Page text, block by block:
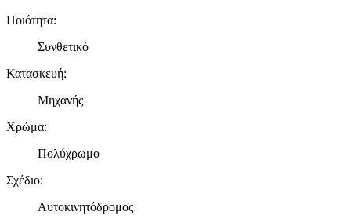
Ποιότητα:
Συνθετικό
Κατασκευή:
Μηχανής
Χρώμα:
Πολύχρωμο
Σχέδιο:
Αυτοκινητόδρομος